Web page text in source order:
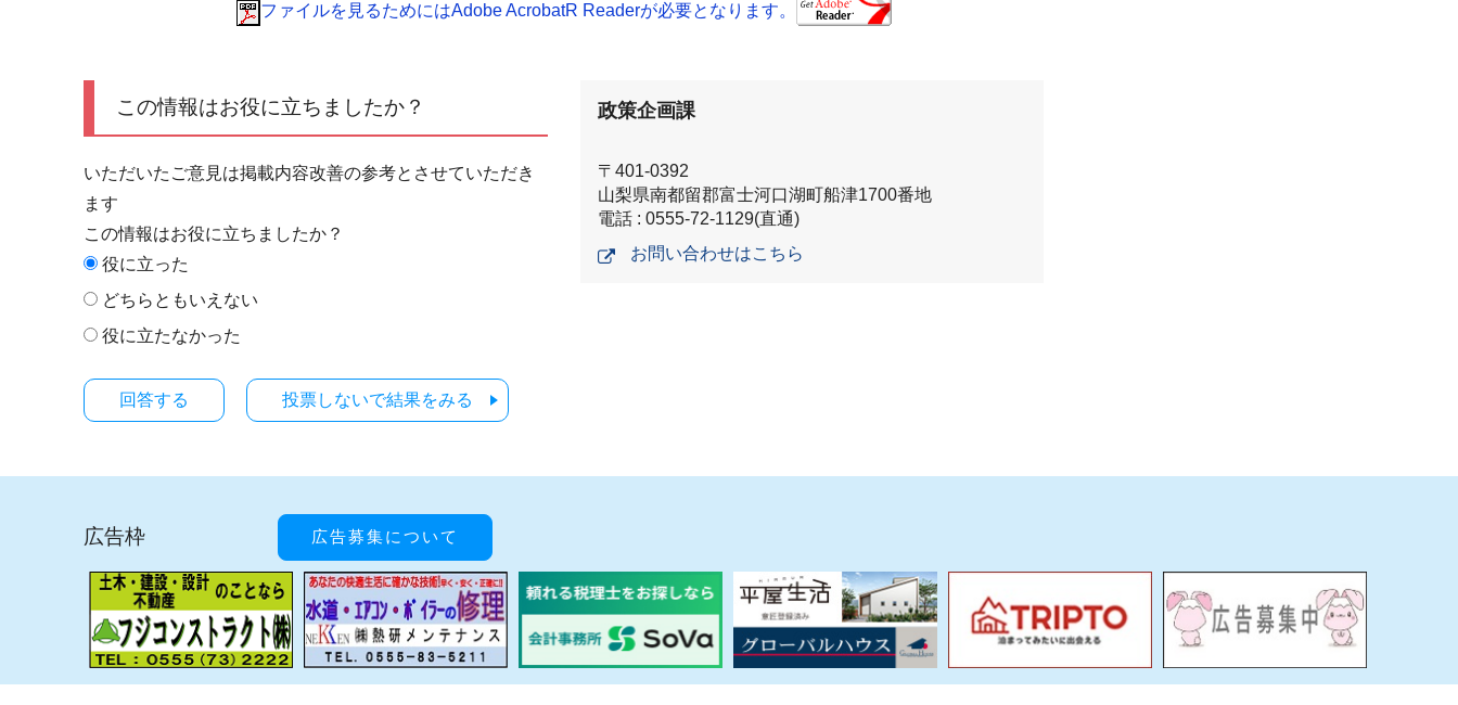
ファイルを見るためにはAdobe AcrobatR Readerが必要となります。
この情報はお役に立ちましたか？
いただいたご意見は掲載内容改善の参考とさせていただき
ます
この情報はお役に立ちましたか？
役に立った
どちらともいえない
役に立たなかった
投票しないで結果をみる
政策企画課
〒401-0392
山梨県南都留郡富士河口湖町船津1700番地
電話 : 0555-72-1129(直通)
お問い合わせはこちら
広告枠 広告募集について